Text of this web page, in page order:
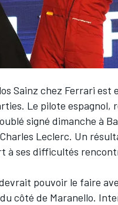
Sainz chez Ferrari est
Le pilote espagnol,
signé dimanche à
Charles Leclerc. Un
ses difficultés
pouvoir le faire
côté de Maranello.